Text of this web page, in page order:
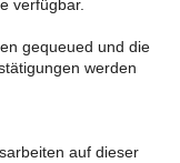
verfügbar.
gequeued und die
werden
auf dieser